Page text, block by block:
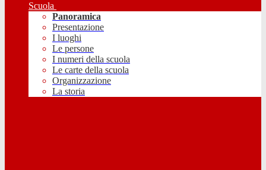
Scuola
Panoramica
Presentazione
I luoghi
Le persone
I numeri della scuola
Le carte della scuola
Organizzazione
La storia